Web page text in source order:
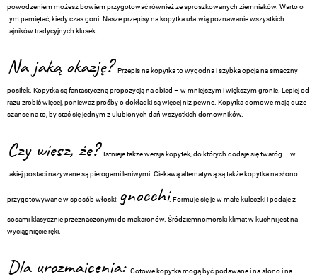
powodzeniem możesz bowiem przygotować również ze sproszkowanych ziemniaków. Warto o
tym pamiętać, kiedy czas goni. Nasze przepisy na kopytka ułatwią poznawanie wszystkich
tajników tradycyjnych klusek.
Na jaką okazję?Przepis na kopytka to wygodna i szybka opcja na smaczny
posiłek. Kopytka są fantastyczną propozycją na obiad – w mniejszym i większym gronie. Lepiej od
razu zrobić więcej, ponieważ prośby o dokładki są więcej niż pewne. Kopytka domowe mają duże
szanse na to, by stać się jednym z ulubionych dań wszystkich domowników.
Czy wiesz, że?Istnieje także wersja kopytek, do których dodaje się twaróg – w
takiej postaci nazywane są pierogami leniwymi. Ciekawą alternatywą są także kopytka na słono
przygotowywane w sposób włoski: gnocchi. Formuje się je w małe kuleczki i podaje z
sosami klasycznie przeznaczonymi do makaronów. Śródziemnomorski klimat w kuchni jest na
wyciągnięcie ręki.
Dla urozmaicenia: Gotowe kopytka mogą być podawane i na słono i na